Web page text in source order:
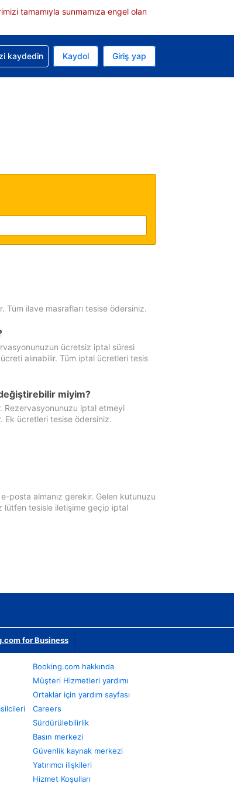
tamamıyla sunmamıza engel olan
para biriminiz Türk lirası
diliniz Türkçe
ilgili yardım alın
kaydedin Kaydol Giriş yap
Tüm ilave masrafları tesise ödersiniz.
ücretsiz iptal süresi
alınabilir. Tüm iptal ücretleri tesis
miyim?
Rezervasyonunuzu iptal etmeyi
Ek ücretleri tesise ödersiniz.
posta almanız gerekir. Gelen kutunuzu
lütfen tesisle iletişime geçip iptal
for Business
Booking.com hakkında
Müşteri Hizmetleri yardımı
Ortaklar için yardım sayfası
Careers
Sürdürülebilirlik
Basın merkezi
Güvenlik kaynak merkezi
Yatırımcı ilişkileri
Hizmet Koşulları